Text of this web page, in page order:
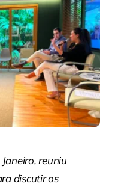
reuniu
discutir os